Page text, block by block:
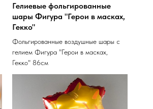
Гелиевые фольгированные
шары Фигура "Герои в масках,
Гекко"
Фольгированные воздушные шары с
гелием Фигура "Герои в масках,
Гекко" 86см